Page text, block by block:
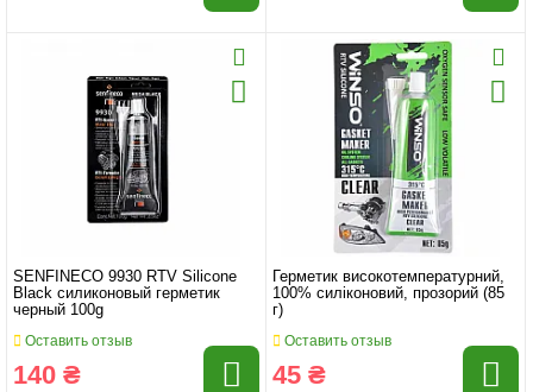
SENFINECO 9930 RTV Silicone
Black силиконовый герметик
черный 100g
Оставить отзыв
140 ₴
Герметик високотемпературний,
100% силіконовий, прозорий (85
г)
Оставить отзыв
45 ₴